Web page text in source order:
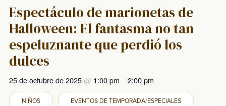
Espectáculo de marionetas de
Halloween: El fantasma no tan
espeluznante que perdió los
dulces
25 de octubre de 2025@ 1:00 pm –2:00 pm
NIÑOS EVENTOS DE TEMPORADA/ESPECIALES